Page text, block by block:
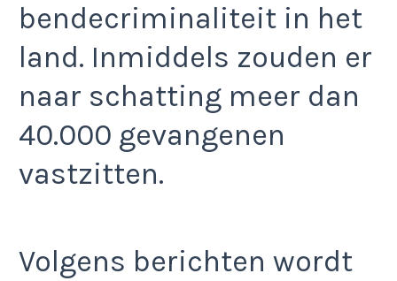
bendecriminaliteit in het
land. Inmiddels zouden er
naar schatting meer dan
40.000 gevangenen
vastzitten.
Volgens berichten wordt